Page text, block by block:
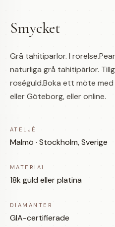
Smycket
Grå tahitipärlor. I
naturliga grå tahitipärlor.
roséguld.Boka ett möte
eller Göteborg, eller online.
ATELJÉ
Malmö · Stockholm, Sverige
MATERIAL
18k guld eller platina
DIAMANTER
GIA-certifierade